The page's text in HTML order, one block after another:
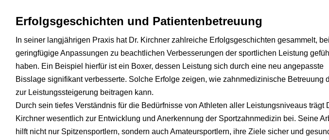
Erfolgsgeschichten und Patientenbetreuung
In seiner langjährigen Praxis hat Dr. Kirchner zahlreiche Erfolgsgeschichten gesammelt,
geringfügige Anpassungen zu beachtlichen Verbesserungen der sportlichen Leistung
haben. Ein Beispiel hierfür ist ein Boxer, dessen Leistung sich durch eine neu angepasste
Bisslage signifikant verbesserte. Solche Erfolge zeigen, wie zahnmedizinische Betreuung
zur Leistungssteigerung beitragen kann.
Durch sein tiefes Verständnis für die Bedürfnisse von Athleten aller Leistungsniveaus trägt
Kirchner wesentlich zur Entwicklung und Anerkennung der Sportzahnmedizin bei. Seine
hilft nicht nur Spitzensportlern, sondern auch Amateursportlern, ihre Ziele sicher und